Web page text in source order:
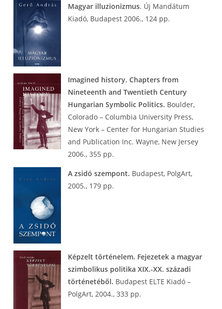
Magyar illuzionizmus. Új Mandátum
Kiadó, Budapest 2006., 124 pp.
Imagined history. Chapters from
Nineteenth and Twentieth Century
Hungarian Symbolic Politics. Boulder,
Colorado – Columbia University Press,
New York – Center for Hungarian Studies
and Publication Inc. Wayne, New Jersey
2006., 355 pp.
A zsidó szempont. Budapest, PolgArt,
2005., 179 pp.
Képzelt történelem. Fejezetek a magyar
szimbolikus politika XIX.-XX. századi
történetéből. Budapest ELTE Kiadó –
PolgArt, 2004., 333 pp.